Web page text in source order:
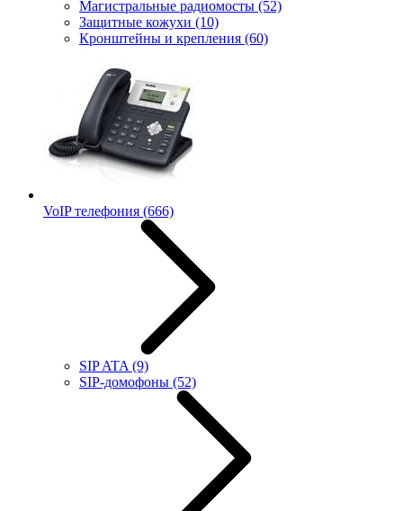
Магистральные радиомосты (52)
Защитные кожухи (10)
Кронштейны и крепления (60)
VoIP телефония (666)
SIP ATA (9)
SIP-домофоны (52)